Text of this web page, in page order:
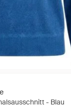
- Blau